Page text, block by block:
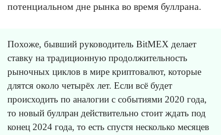
потенциальном дне рынка во время буллрана.
Похоже, бывший руководитель BitMEX делает
ставку на традиционную продолжительность
рыночных циклов в мире криптовалют, которые
длятся около четырёх лет. Если всё будет
происходить по аналогии с событиями 2020 года,
то новый буллран действительно стоит ждать под
конец 2024 года, то есть спустя несколько месяцев